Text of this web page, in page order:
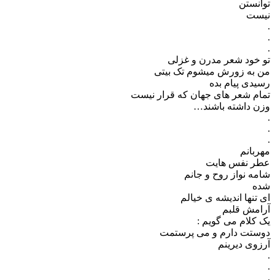
توانستن
نیست
.
.
.
تو خود شعر مدرن و غزلی
من به زورش میشوم تک بیتی
رسیدی پیام بده
تمام شعر های جهان که قرار نیست
وزن داشته باشند…
.
.
.
مهربانم
عطر نفس هایت
شامه نواز روح و جانم
شده
ای تنها اندیشه ی خیالم
آرامش قلبم
یک کلام می گویم :
دوستت دارم و می پرستمت
آرزوی دیرینم
.
.
.